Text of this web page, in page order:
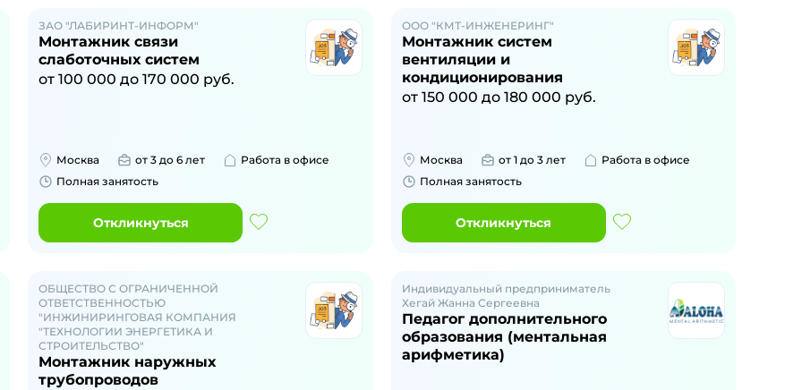
ЗАО "ЛАБИРИНТ-ИНФОРМ"
Монтажник связи
слаботочных систем
от100 000 до170 000 руб.
Москва от 3 до 6 лет
Работа в офисе
Полная занятость
Откликнуться
ООО "КМТ-ИНЖЕНЕРИНГ"
Монтажник систем
вентиляции и
кондиционирования
от 150 000 до 180 000 руб.
Москва от 1 до 3 лет
Работа в офисе
Полная занятость
Откликнуться
ОБЩЕСТВО С ОГРАНИЧЕННОЙ
ОТВЕТСТВЕННОСТЬЮ
"ИНЖИНИРИНГОВАЯ КОМПАНИЯ
"ТЕХНОЛОГИИ ЭНЕРГЕТИКА И
СТРОИТЕЛЬСТВО"
Монтажник наружных
трубопроводов
Индивидуальный предприниматель
Хегай Жанна Сергеевна
Педагог дополнительного
образования (ментальная
арифметика)